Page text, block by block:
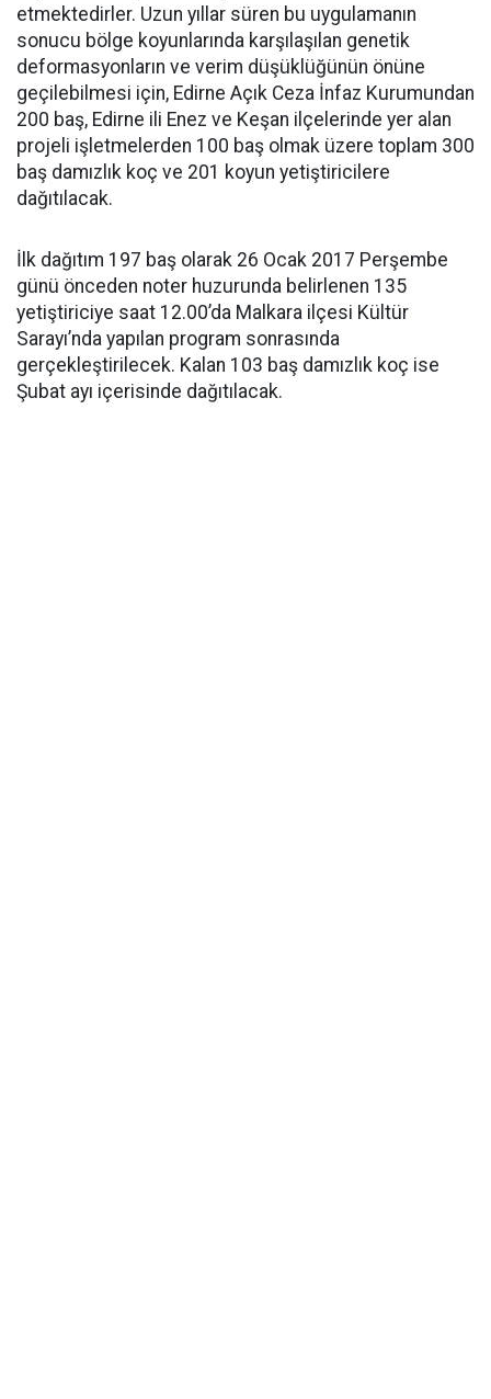
etmektedirler. Uzun yıllar süren bu uygulamanın
sonucu bölge koyunlarında karşılaşılan genetik
deformasyonların ve verim düşüklüğünün önüne
geçilebilmesi için, Edirne Açık Ceza İnfaz Kurumundan
200 baş, Edirne ili Enez ve Keşan ilçelerinde yer alan
projeli işletmelerden 100 baş olmak üzere toplam 300
baş damızlık koç ve 201 koyun yetiştiricilere
dağıtılacak.
İlk dağıtım 197 baş olarak 26 Ocak 2017 Perşembe
günü önceden noter huzurunda belirlenen 135
yetiştiriciye saat 12.00’da Malkara ilçesi Kültür
Sarayı’nda yapılan program sonrasında
gerçekleştirilecek. Kalan 103 baş damızlık koç ise
Şubat ayı içerisinde dağıtılacak.